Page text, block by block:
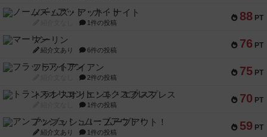
88 PT
ノームズ・アット・ナイト
1件の投稿
76 PT
マーリン
紹介文あり 6件の投稿
75 PT
フラットアイアン
2件の投稿
70 PT
トランスオリエント・エクスプレス
1件の投稿
59 PT
アンブッシュ！：ムーブアウト！
紹介文あり 1件の投稿